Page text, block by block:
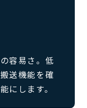
容易さ。低
送機能を確
にします。